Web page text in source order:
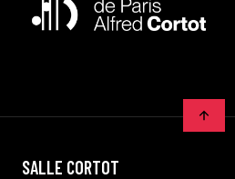
SALLE CORTOT